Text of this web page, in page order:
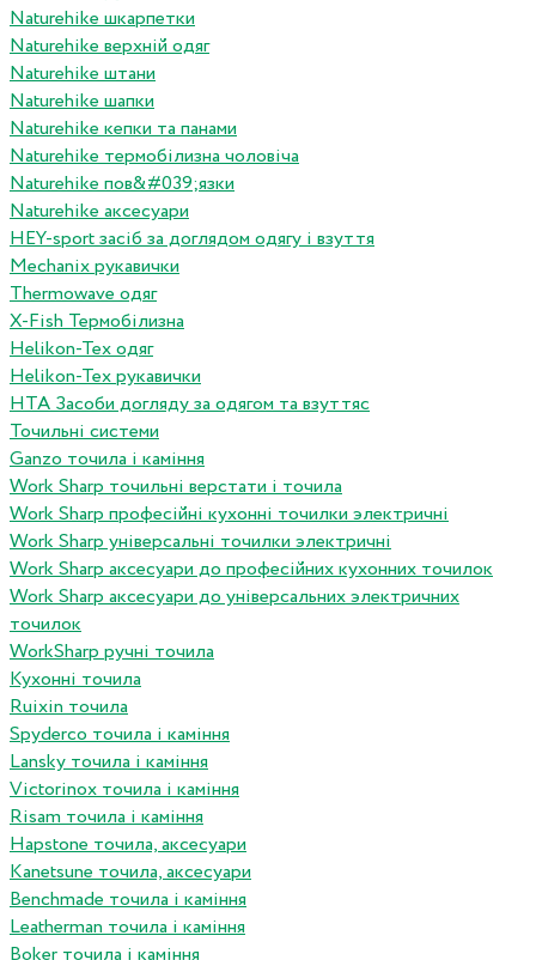
Naturehike шкарпетки
Naturehike верхній одяг
Naturehike штани
Naturehike шапки
Naturehike кепки та панами
Naturehike термобілизна чоловіча
Naturehike пов&#039;язки
Naturehike аксесуари
HEY-sport засіб за доглядом одягу і взуття
Mechanix рукавички
Thermowave одяг
X-Fish Термобілизна
Helikon-Tex одяг
Helikon-Tex рукавички
HTA Засоби догляду за одягом та взуттяс
Точильні системи
Ganzo точила і каміння
Work Sharp точильні верстати і точила
Work Sharp професiйнi кухоннi точилки электричнi
Work Sharp унiверсальнi точилки электричнi
Work Sharp аксесуари до професiйних кухонних точилок
Work Sharp аксесуари до унiверсальних электричних
точилок
WorkSharp ручні точила
Кухонні точила
Ruixin точила
Spyderco точила і каміння
Lansky точила і каміння
Victorinox точила і каміння
Risam точила і каміння
Hapstone точила, аксесуари
Kanetsune точила, аксесуари
Benchmade точила і каміння
Leatherman точила і каміння